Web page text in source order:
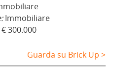
Immobiliare
€ 300.000
Guarda su Brick Up >